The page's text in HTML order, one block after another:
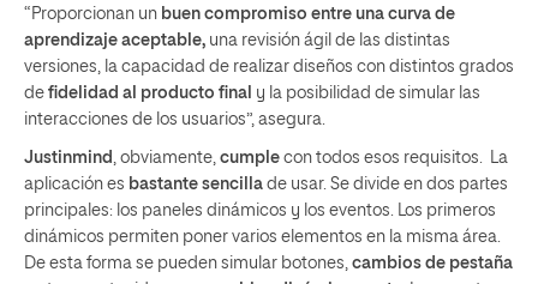
“Proporcionan un buen compromiso entre una curva de
aprendizaje aceptable, una revisión ágil de las distintas
versiones, la capacidad de realizar diseños con distintos grados
de fidelidad al producto final y la posibilidad de simular las
interacciones de los usuarios”, asegura.
Justinmind, obviamente, cumple con todos esos requisitos. La
aplicación es bastante sencilla de usar. Se divide en dos partes
principales: los paneles dinámicos y los eventos. Los primeros
dinámicos permiten poner varios elementos en la misma área.
De esta forma se pueden simular botones, cambios de pestaña